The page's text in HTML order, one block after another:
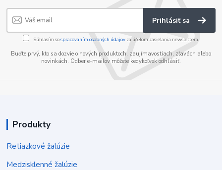
Prihlásiť sa
Súhlasím sospracovaním osobných údajov za účelom zasielania newslettera.
Buďte prvý, kto sa dozvie o nových produktoch, zaujímavostiach, zľavách alebo
novinkách. Odber e-mailov môžete kedykoľvek odhlásiť.
Produkty
Retiazkové žalúzie
Medzisklenné žalúzie